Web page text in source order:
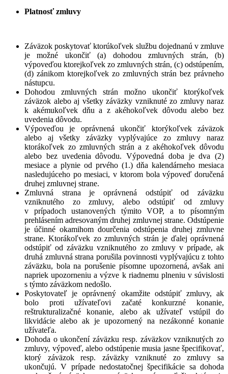
Platnosť zmluvy
Záväzok poskytovať ktorúkoľvek službu dojednanú v zmluve
je možné ukončiť (a) dohodou zmluvných strán, (b)
výpoveďou ktorejkoľvek zo zmluvných strán, (c) odstúpením,
(d) zánikom ktorejkoľvek zo zmluvných strán bez právneho
nástupcu.
Dohodou zmluvných strán možno ukončiť ktorýkoľvek
záväzok alebo aj všetky záväzky vzniknuté zo zmluvy naraz
k akémukoľvek dňu a z akéhokoľvek dôvodu alebo bez
uvedenia dôvodu.
Výpoveďou je oprávnená ukončiť ktorýkoľvek záväzok
alebo aj všetky záväzky vyplývajúce zo zmluvy naraz
ktorákoľvek zo zmluvných strán a z akéhokoľvek dôvodu
alebo bez uvedenia dôvodu. Výpovedná doba je dva (2)
mesiace a plynie od prvého (1.) dňa kalendárneho mesiaca
nasledujúceho po mesiaci, v ktorom bola výpoveď doručená
druhej zmluvnej strane.
Zmluvná strana je oprávnená odstúpiť od záväzku
vzniknutého zo zmluvy, alebo odstúpiť od zmluvy
v prípadoch ustanovených týmito VOP, a to písomným
prehlásením adresovaným druhej zmluvnej strane. Odstúpenie
je účinné okamihom dourčenia odstúpenia druhej zmluvne
strane. Ktorákoľvek zo zmluvných strán je ďalej oprávnená
odstúpiť od záväzku vzniknutého zo zmluvy v prípade, ak
druhá zmluvná strana porušila povinnosti vyplývajúcu z tohto
záväzku, bola na porušenie písomne upozornená, avšak ani
napriek upozorneniu a výzve k riadnemu plneniu v súvislosti
s týmto záväzkom nedošlo.
Poskytovateľ je oprávnený okamžite odstúpiť zmluvy, ak
bolo proti užívateľovi začaté konkurzné konanie,
reštrukturalizačné konanie, alebo ak užívateľ vstúpil do
likvidácie alebo ak je upozornený na nezákonné konanie
užívateľa.
Dohoda o ukončení záväzku resp. záväzkov vzniknutých zo
zmluvy, výpoveď, alebo odstúpenie musia jasne špecifikovať,
ktorý záväzok resp. záväzky vzniknuté zo zmluvy sa
ukončujú. V prípade nedostatočnej špecifikácie sa dohoda